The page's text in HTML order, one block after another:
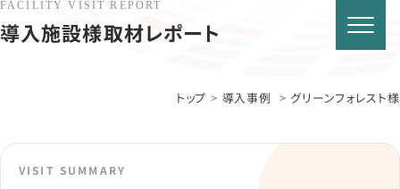
FACILITY VISIT REPORT
導入施設様取材レポート
トップ 導入事例 グリーンフォレスト様
VISIT SUMMARY